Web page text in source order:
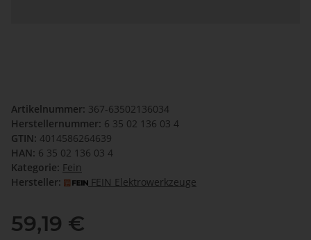
Artikelnummer: 367-63502136034
Herstellernummer: 6 35 02 136 03 4
GTIN: 4014586264639
HAN: 6 35 02 136 03 4
Kategorie: Fein
Hersteller:
FEIN Elektrowerkzeuge
59,19 €